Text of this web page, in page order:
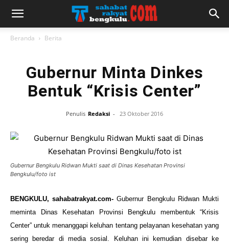
Beranda Berita
Gubernur Minta Dinkes
Bentuk “Krisis Center”
Penulis Redaksi - 23 Oktober 2016
Gubernur Bengkulu Ridwan Mukti saat di Dinas Kesehatan Provinsi
Bengkulu/foto ist
BENGKULU, sahabatrakyat.com- Gubernur Bengkulu Ridwan Mukti
meminta Dinas Kesehatan Provinsi Bengkulu membentuk “Krisis
Center” untuk menanggapi keluhan tentang pelayanan kesehatan yang
sering beredar di media sosial. Keluhan ini kemudian disebar ke